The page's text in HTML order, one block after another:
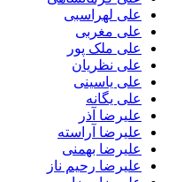
علی لهراسبی
علی مغربی
علی ملک پور
علی نظریان
علی یاسینی
علی یگانه
علیرضا آذر
علیرضا آراسته
علیرضا بهمنی
علیرضا رحیم ناز